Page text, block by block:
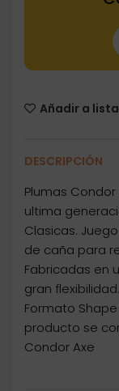
Añadir a
DESCRIPCIÓN
Plumas
ultima
Clasicas.
de caña para
Fabricadas en
gran
Formato Shape
producto se
Condor Axe